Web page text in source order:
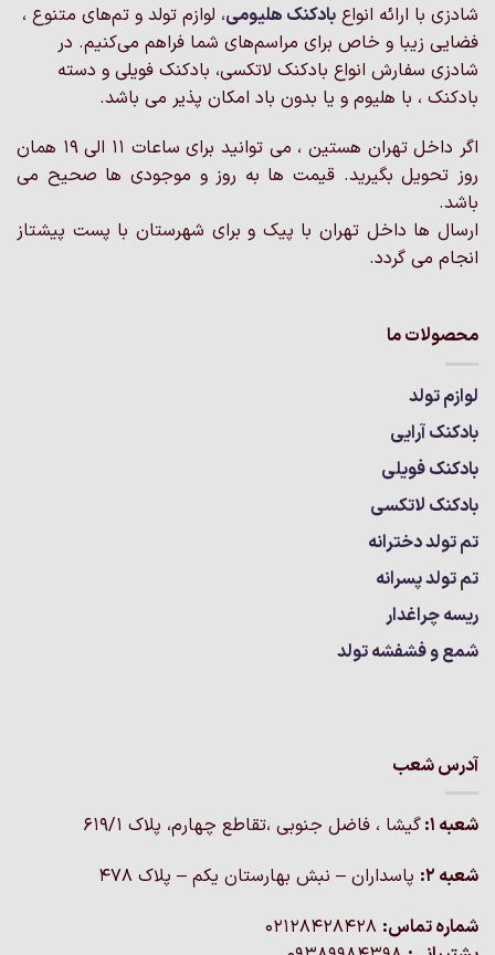
گزینه
ها
ممکن
است
در
صفحه
محصول
انتخاب
گزینه
ها
ممکن
است
صفحه
محصول
انتخاب
شادزی با ارائه انواع بادکنک‌ هلیومی، لوازم تولد و تم‌های متنوع ،
فضایی زیبا و خاص برای مراسم‌های شما فراهم می‌کنیم. در
شادزی سفارش انواع بادکنک لاتکسی، بادکنک فویلی و دسته
بادکنک ، با هلیوم و یا بدون باد امکان پذیر می باشد.
اگر داخل تهران هستین ، می توانید برای ساعات 11 الی 19 همان
روز تحویل بگیرید. قیمت ها به روز و موجودی ها صحیح می
باشد.
ارسال ها داخل تهران با پیک و برای شهرستان با پست پیشتاز
انجام می گردد.
محصولات ما
لوازم تولد
بادکنک آرایی
بادکنک فویلی
بادکنک لاتکسی
تم تولد دخترانه
تم تولد پسرانه
ریسه چراغدار
شمع و فشفشه تولد
آدرس شعب
شعبه 1:
گيشا ، فاضل جنوبی ،تقاطع چهارم، پلاک 619/1
شعبه 2:
پاسداران – نبش بهارستان یکم – پلاک ۴۷۸
شماره تماس: